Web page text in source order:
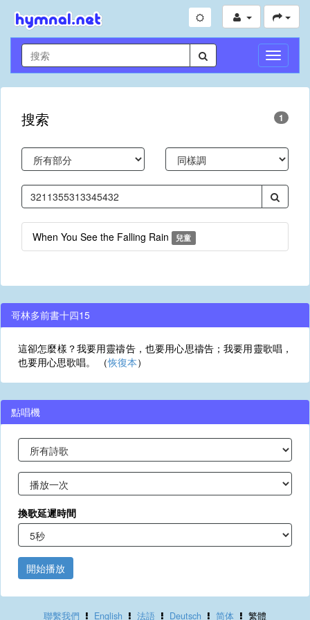
切
換
導
搜索 1
When You See the Falling Rain 兒童
哥林多前書十四15
這卻怎麼樣？我要用靈禱告，也要用心思禱告；我要用靈歌唱，
也要用心思歌唱。 （恢復本）
點唱機
換歌延遲時間
開始播放
聯繫我們 English 法語 Deutsch 简体 繁體